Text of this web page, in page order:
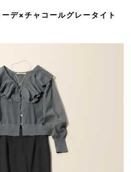
デ×チャコールグレータイト